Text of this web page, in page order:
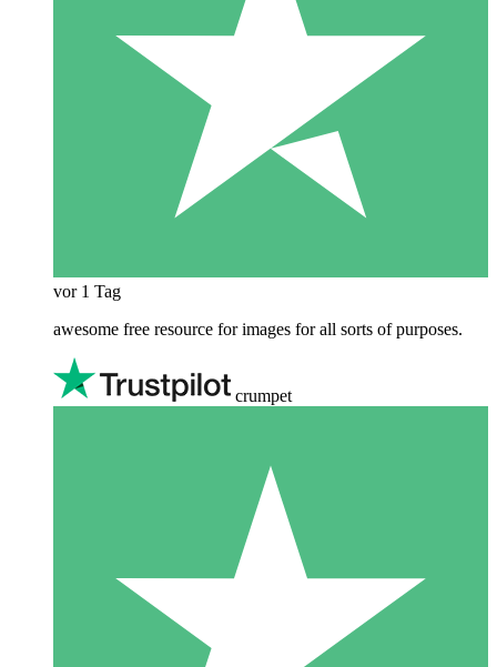
vor 1 Tag
awesome free resource for images for all sorts of purposes.
crumpet